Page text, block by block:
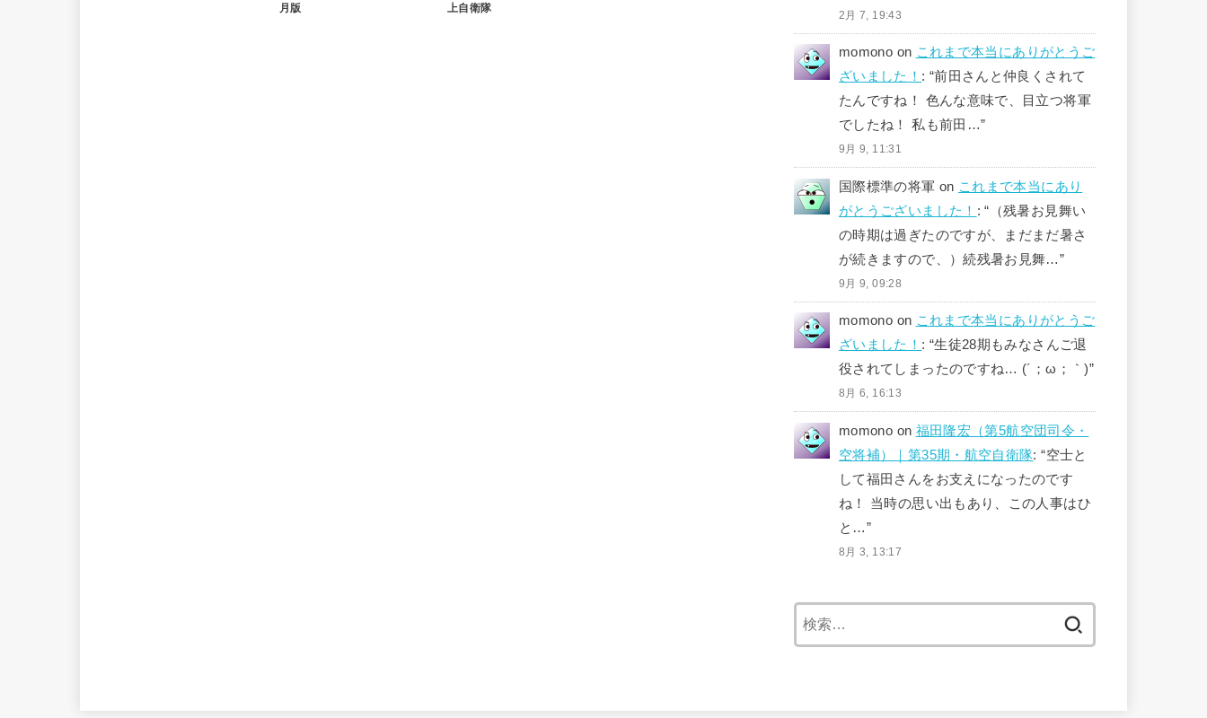
月版
上自衛隊
2月 7, 19:43
momono on これまで本当にありがとうご
ざいました！ : “前田さんと仲良くされて
たんですね！ 色んな意味で、目立つ将軍
でしたね！ 私も前田…”
9月 9, 11:31
国際標準の将軍 on これまで本当にあり
がとうございました！ : “ （残暑お見舞い
の時期は過ぎたのですが、まだまだ暑さ
が続きますので、）続残暑お見舞…”
9月 9, 09:28
momono on これまで本当にありがとうご
ざいました！ : “生徒28期もみなさんご退
役されてしまったのですね… (´；ω；｀)”
8月 6, 16:13
momono on 福田隆宏（第5航空団司令・
空将補）｜第35期・航空自衛隊: “空士と
して福田さんをお支えになったのです
ね！ 当時の思い出もあり、この人事はひ
と…”
8月 3, 13:17